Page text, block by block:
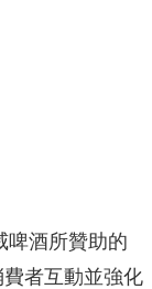
啤酒所贊助的
者互動並強化